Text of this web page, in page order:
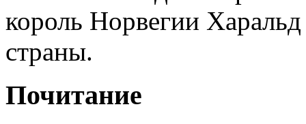
король Норвегии
страны.
Почитание